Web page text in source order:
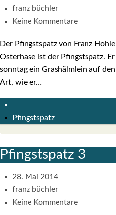
franz büchler
Keine Kommentare
Der Pfingst­spatz von Franz
Oster­ha­se ist der Pfingst­spatz.
sonn­tag ein Gras­hälm­lein auf
Art, wie er…
Pfingstspatz
Pfingst­spatz 3
28. Mai 2014
franz büchler
Keine Kommentare